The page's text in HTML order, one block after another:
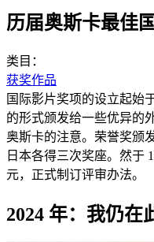
历届奥斯卡最佳
类目：
获奖作品
国际影片奖项的设立起始
的形式颁发给一些优异的
奥斯卡的注意。荣誉奖颁
日本各得三次奖座。然于
元，正式制订评审办法。
2024 年：我仍在